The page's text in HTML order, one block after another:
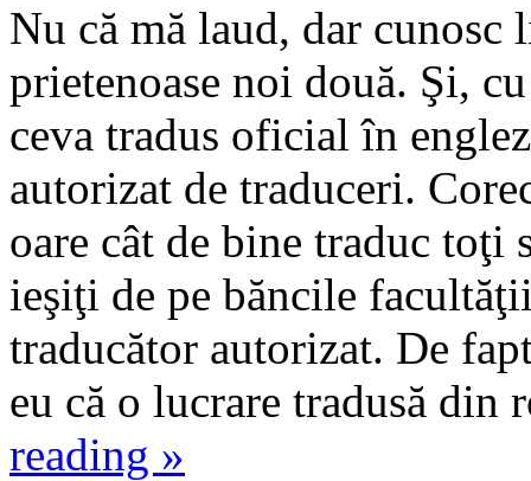
Nu că mă laud, dar cunosc
prietenoase noi două. Şi,
ceva tradus oficial în
autorizat de traduceri.
oare cât de bine traduc
ieşiţi de pe băncile
traducător autorizat. De
eu că o lucrare tradusă
reading »